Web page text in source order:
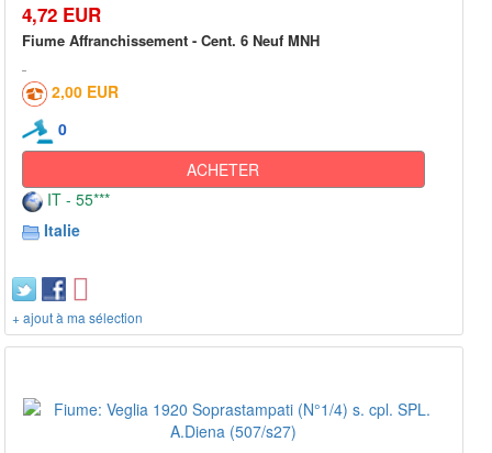
4,72 EUR
Fiume Affranchissement - Cent. 6 Neuf MNH
2,00 EUR
0
ACHETER
IT - 55***
Italie
+ ajout à ma sélection